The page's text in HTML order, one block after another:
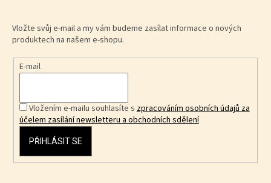
Vložte svůj e-mail a my vám budeme zasílat informace o nových
produktech na našem e-shopu.
E-mail
Vložením e-mailu souhlasíte s zpracováním osobních údajů za
účelem zasílání newsletteru a obchodních sdělení
PŘIHLÁSIT SE